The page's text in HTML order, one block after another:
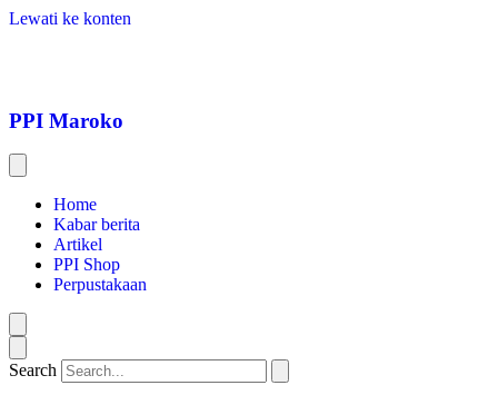
Lewati ke konten
PPI Maroko
Home
Kabar berita
Artikel
PPI Shop
Perpustakaan
Search